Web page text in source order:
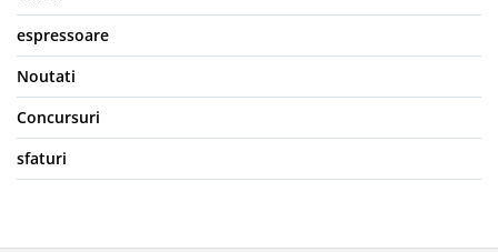
espressoare
Noutati
Concursuri
sfaturi